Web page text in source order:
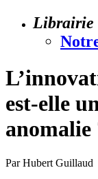
Librairie
est-elle
anomalie
Par Hubert Guillaud